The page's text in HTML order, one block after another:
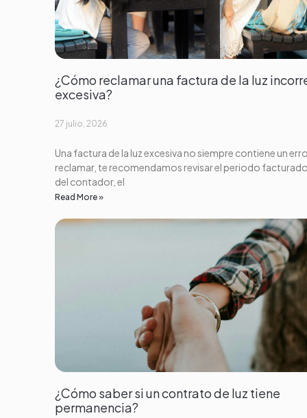
¿Cómo reclamar una factura de la luz
excesiva?
27 julio, 2026
Una factura de la luz excesiva no siempre contiene un
reclamar, te recomendamos revisar el periodo
del contador, el
Read More »
¿Cómo saber si un contrato de luz tiene
permanencia?